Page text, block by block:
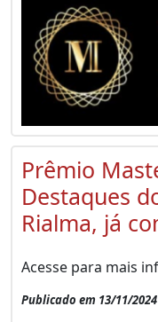
Prêmio
Destaques
Rialma, já
Acesse para mais
Publicado em 13/11/